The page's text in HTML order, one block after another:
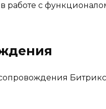
работе с